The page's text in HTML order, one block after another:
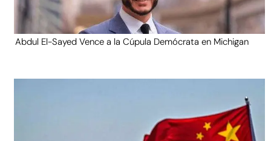
Abdul El-Sayed Vence a la Cúpula Demócrata en Michigan